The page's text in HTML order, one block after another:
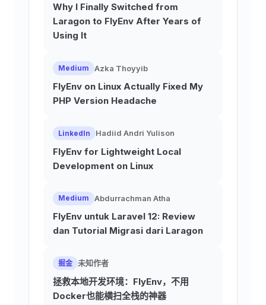
Why I Finally Switched from
Laragon to FlyEnv After Years of
Using It
Medium Azka Thoyyib
FlyEnv on Linux Actually Fixed My
PHP Version Headache
LinkedIn Hadiid Andri Yulison
FlyEnv for Lightweight Local
Development on Linux
Medium Abdurrachman Atha
FlyEnv untuk Laravel 12: Review
dan Tutorial Migrasi dari Laragon
掘金 未知作者
拯救本地开发环境：FlyEnv，不用
Docker也能横扫全栈的神器